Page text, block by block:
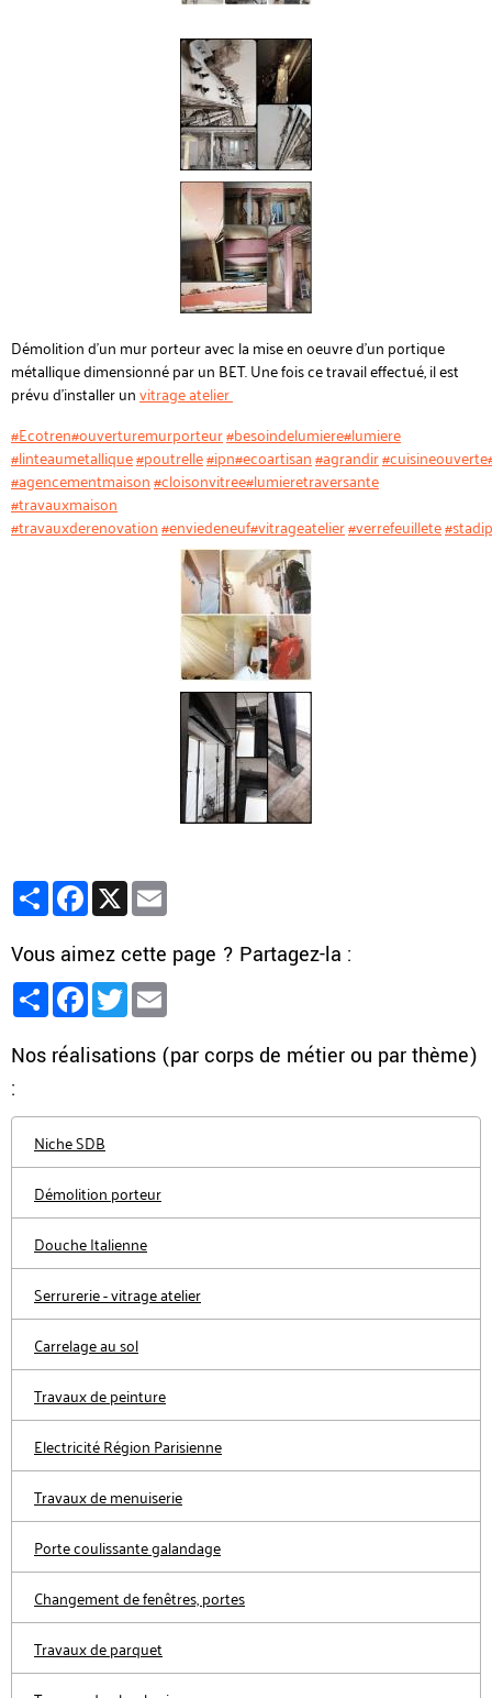
Démolition d'un mur porteur avec la mise en oeuvre d'un portique
métallique dimensionné par un BET. Une fois ce travail effectué, il est
prévu d'installer unvitrage atelier
#Ecotren#ouverturemurporteur#besoindelumiere#lumiere
#linteaumetallique#poutrelle#ipn#ecoartisan#agrandir#cuisineouverte
#agencementmaison#cloisonvitree#lumieretraversante
#travauxmaison
#travauxderenovation#enviedeneuf#vitrageatelier#verrefeuillete#stadip
PartagerFacebook
X
Vous aimez cette page ? Partagez-la :
PartagerFacebook
Twitter
Nos réalisations (par corps de métier ou par thème)
:
Niche SDB
Démolition porteur
Douche Italienne
Serrurerie - vitrage atelier
Carrelage au sol
Travaux de peinture
Electricité Région Parisienne
Travaux de menuiserie
Porte coulissante galandage
Changement de fenêtres, portes
Travaux de parquet